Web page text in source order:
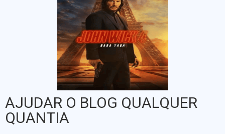
AJUDAR O BLOG QUALQUER
QUANTIA